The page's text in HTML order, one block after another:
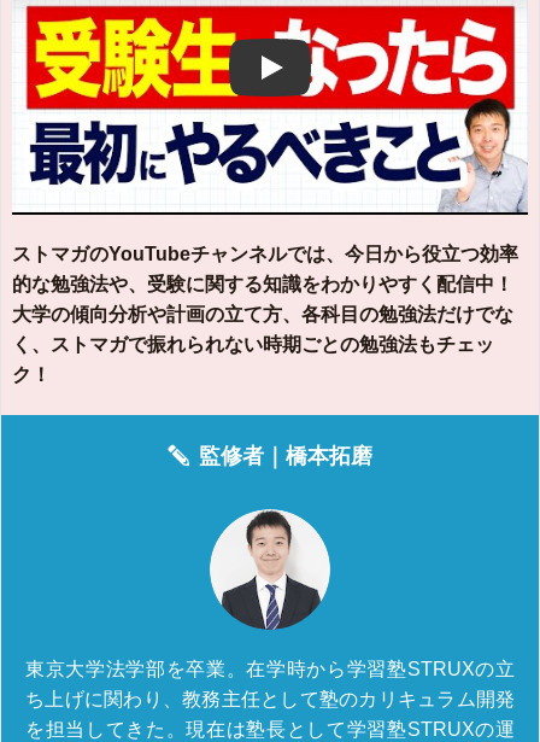
Play
ストマガのYouTubeチャンネルでは、今日から役立つ効率
的な勉強法や、受験に関する知識をわかりやすく配信中！
大学の傾向分析や計画の立て方、各科目の勉強法だけでな
く、ストマガで振れられない時期ごとの勉強法もチェッ
ク！
監修者｜橋本拓磨
東京大学法学部を卒業。在学時から学習塾STRUXの立
ち上げに関わり、教務主任として塾のカリキュラム開発
を担当してきた。現在は塾長として学習塾STRUXの運